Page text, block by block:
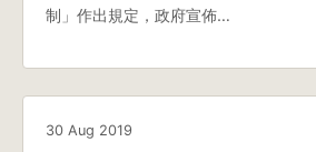
制」作出規定，政府宣佈…
30 Aug 2019